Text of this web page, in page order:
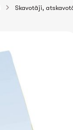
Skavotāji,